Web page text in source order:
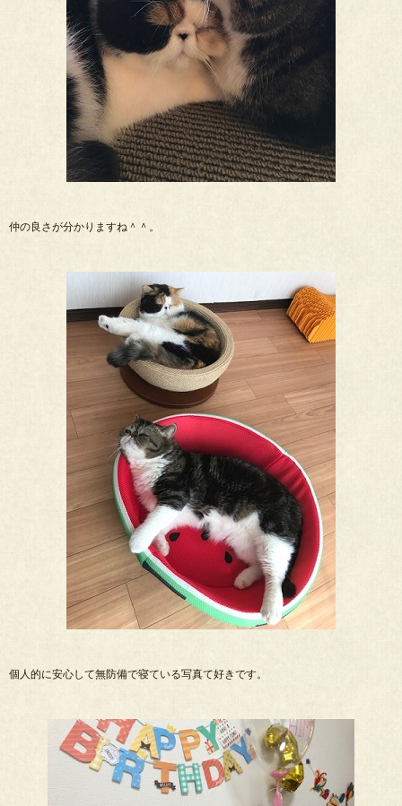
仲の良さが分かりますね＾＾。
個人的に安心して無防備で寝ている写真て好きです。